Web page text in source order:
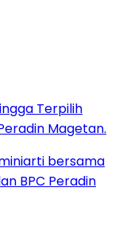
Terpilih
Magetan.